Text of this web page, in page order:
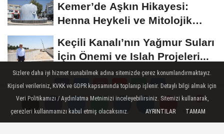
Yorumlar
Yorumlar
Kemer’de Aşkın Hikayesi:
Henna Heykeli ve Mitolojik
Keçili Kanalı’nın Yağmur Suları
İçin Önemi ve Islah Projeleri...
Reklam Künye İletişim Gizlilik Politikasi
Sizlere daha iyi hizmet sunabilmek adına sitemizde çerez konumlandırmaktayız.
Kişisel verileriniz, KVKK ve GDPR kapsamında toplanıp işlenir. Detaylı bilgi almak için
Veri Politikamızı / Aydınlatma Metnimizi inceleyebilirsiniz. Sitemizi kullanarak,
çerezleri kullanmamızı kabul etmiş olacaksınız.
AYRINTILAR TAMAM